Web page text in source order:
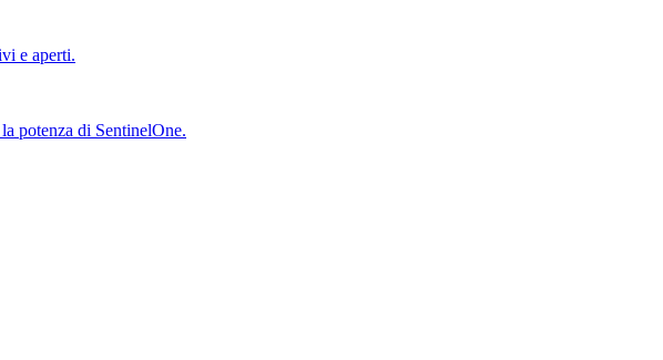
e aperti.
potenza di SentinelOne.